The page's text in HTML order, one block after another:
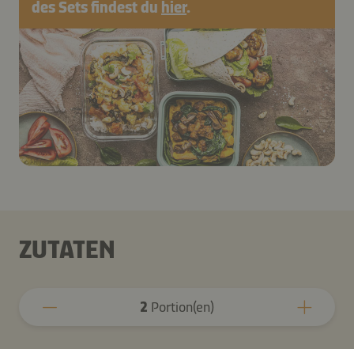
des Sets findest du hier.
ZUTATEN
2 Portion(en)